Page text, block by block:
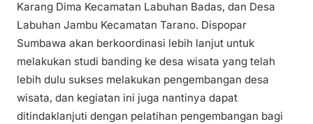
Karang Dima Kecamatan Labuhan Badas, dan Desa
Labuhan Jambu Kecamatan Tarano. Dispopar
Sumbawa akan berkoordinasi lebih lanjut untuk
melakukan studi banding ke desa wisata yang telah
lebih dulu sukses melakukan pengembangan desa
wisata, dan kegiatan ini juga nantinya dapat
ditindaklanjuti dengan pelatihan pengembangan bagi